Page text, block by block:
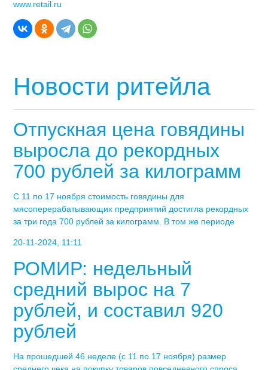
www.retail.ru
Новости ритейла
Отпускная цена говядины
выросла до рекордных
700 рублей за килограмм
С 11 по 17 ноября стоимость говядины для
мясоперерабатывающих предприятий достигла рекордных
за три года 700 рублей за килограмм. В том же периоде
20-11-2024, 11:11
РОМИР: недельный
средний вырос на 7
рублей, и составил 920
рублей
На прошедшей 46 неделе (с 11 по 17 ноября) размер